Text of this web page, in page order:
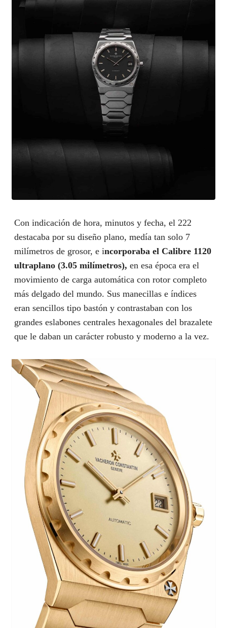
Con indicación de hora, minutos y fecha, el 222
destacaba por su diseño plano, medía tan solo 7
milímetros de grosor, e incorporaba el Calibre 1120
ultraplano (3.05 milímetros), en esa época era el
movimiento de carga automática con rotor completo
más delgado del mundo. Sus manecillas e índices
eran sencillos tipo bastón y contrastaban con los
grandes eslabones centrales hexagonales del brazalete
que le daban un carácter robusto y moderno a la vez.